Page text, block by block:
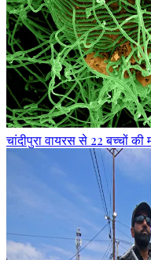
चांदीपुरा वायरस से 22 बच्चों की